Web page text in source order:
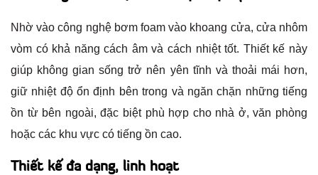
Nhờ vào công nghệ bơm foam vào khoang cửa, cửa nhôm
vòm có khả năng cách âm và cách nhiệt tốt. Thiết kế này
giúp không gian sống trở nên yên tĩnh và thoải mái hơn,
giữ nhiệt độ ổn định bên trong và ngăn chặn những tiếng
ồn từ bên ngoài, đặc biệt phù hợp cho nhà ở, văn phòng
hoặc các khu vực có tiếng ồn cao.
Thiết kế đa dạng, linh hoạt